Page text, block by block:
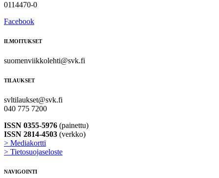
0114470-0
Facebook
ILMOITUKSET
suomenviikkolehti@svk.fi
TILAUKSET
svltilaukset@svk.fi
040 775 7200
ISSN 0355-5976 (painettu)
ISSN 2814-4503 (verkko)
> Mediakortti
> Tietosuojaseloste
NAVIGOINTI